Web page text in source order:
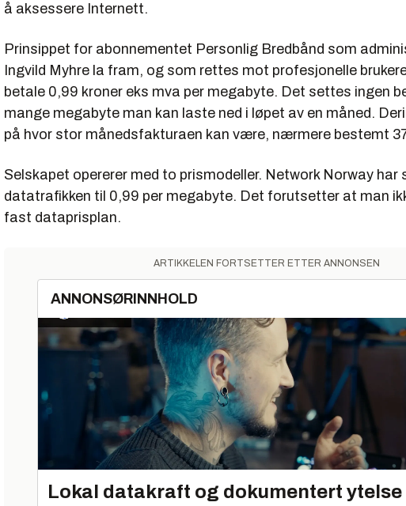
å aksessere Internett.
Prinsippet for abonnementet Personlig Bredbånd som
Ingvild Myhre la fram, og som rettes mot profesjonelle
betale 0,99 kroner eks mva per megabyte. Det settes ingen
mange megabyte man kan laste ned i løpet av en måned.
på hvor stor månedsfakturaen kan være, nærmere bestemt
Selskapet opererer med to prismodeller. Network Norway har
datatrafikken til 0,99 per megabyte. Det forutsetter at man
fast dataprisplan.
ARTIKKELEN FORTSETTER ETTER ANNONSEN
ANNONSØRINNHOLD
Lokal datakraft og dokumentert ytelse